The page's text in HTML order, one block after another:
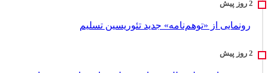
رونمایی از «توهم‌نامه» جدید تئور‌یسین تسلیم